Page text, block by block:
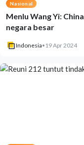
Nasional
Menlu Wang Yi:
negara besar
Indonesia• 19 Apr 2024